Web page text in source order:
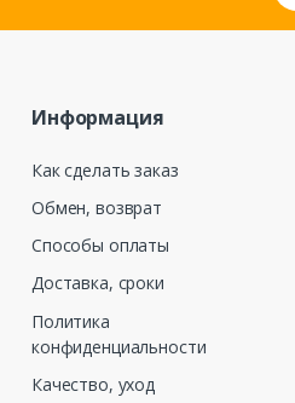
Информация
Как сделать заказ
Обмен, возврат
Способы оплаты
Доставка, сроки
Политика
конфиденциальности
Качество, уход